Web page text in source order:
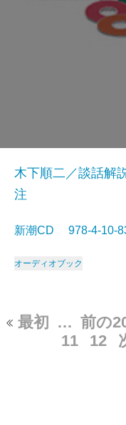
木下順二／談話解
注
新潮CD 978-4-10-
オーディオブック
最初 … 前の
11
12